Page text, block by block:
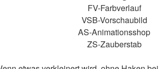
FV-Farbverlauf
VSB-Vorschaubild
AS-Animationsshop
ZS-Zauberstab